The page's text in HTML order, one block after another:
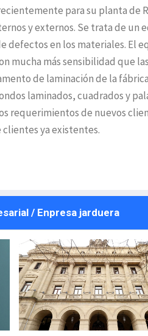
para su planta de
y externos. Se trata de
defectos en los materiales. El
mucha más sensibilidad que
de laminación de la
laminados, cuadrados y
requerimientos de nuevos
ya existentes.
/ Enpresa jarduera